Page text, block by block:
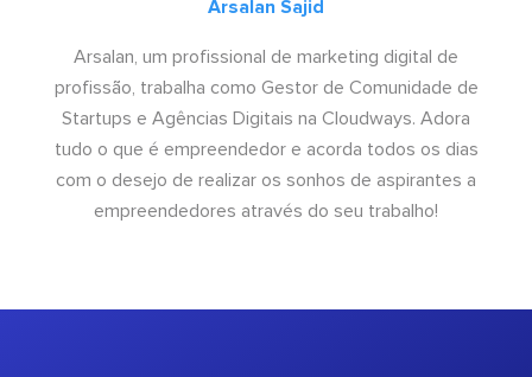
Arsalan Sajid
Arsalan, um profissional de marketing digital de
profissão, trabalha como Gestor de Comunidade de
Startups e Agências Digitais na Cloudways. Adora
tudo o que é empreendedor e acorda todos os dias
com o desejo de realizar os sonhos de aspirantes a
empreendedores através do seu trabalho!